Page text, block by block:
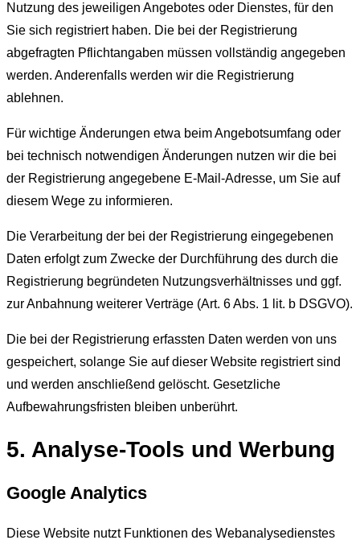
Nutzung des jeweiligen Angebotes oder Dienstes, für den
Sie sich registriert haben. Die bei der Registrierung
abgefragten Pflichtangaben müssen vollständig angegeben
werden. Anderenfalls werden wir die Registrierung
ablehnen.
Für wichtige Änderungen etwa beim Angebotsumfang oder
bei technisch notwendigen Änderungen nutzen wir die bei
der Registrierung angegebene E-Mail-Adresse, um Sie auf
diesem Wege zu informieren.
Die Verarbeitung der bei der Registrierung eingegebenen
Daten erfolgt zum Zwecke der Durchführung des durch die
Registrierung begründeten Nutzungsverhältnisses und ggf.
zur Anbahnung weiterer Verträge (Art. 6 Abs. 1 lit. b DSGVO).
Die bei der Registrierung erfassten Daten werden von uns
gespeichert, solange Sie auf dieser Website registriert sind
und werden anschließend gelöscht. Gesetzliche
Aufbewahrungsfristen bleiben unberührt.
5. Analyse-Tools und Werbung
Google Analytics
Diese Website nutzt Funktionen des Webanalysedienstes